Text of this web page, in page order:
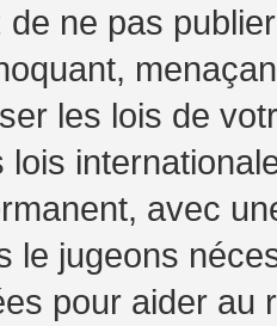
ne pas
les lois de
lois
avec
le jugeons
pour aider au